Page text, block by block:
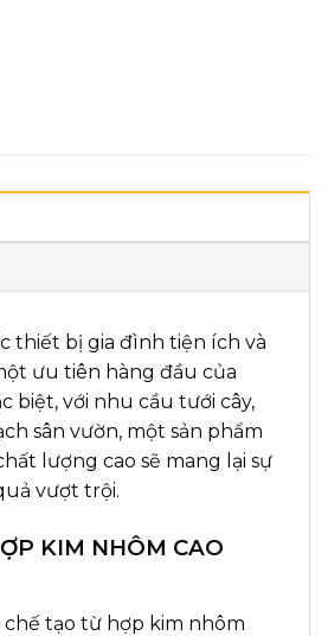
thiết bị gia đình tiện ích và
ưu tiên hàng đầu của
biệt, với nhu cầu tưới cây,
sân vườn, một sản phẩm
lượng cao sẽ mang lại sự
vượt trội.
KIM NHÔM CAO
chế tạo từ hợp kim nhôm